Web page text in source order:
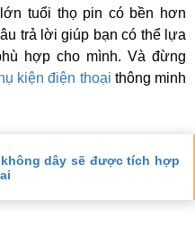
tuổi thọ pin có bền hơn
trả lời giúp bạn có thể lựa
hợp cho mình. Và đừng
kiện điện thoại thông minh
dây sẽ được tích hợp